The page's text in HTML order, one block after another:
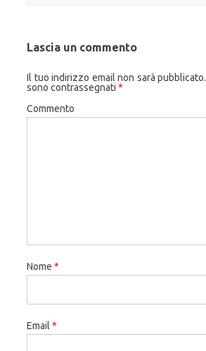
Lascia un commento
Il tuo indirizzo email non sarà pubblicato.
sono contrassegnati *
Commento
Nome *
Email *